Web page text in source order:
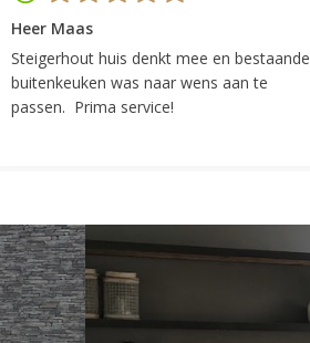
Heer Maas
Steigerhout huis denkt mee en bestaande
buitenkeuken was naar wens aan te
passen. Prima service!